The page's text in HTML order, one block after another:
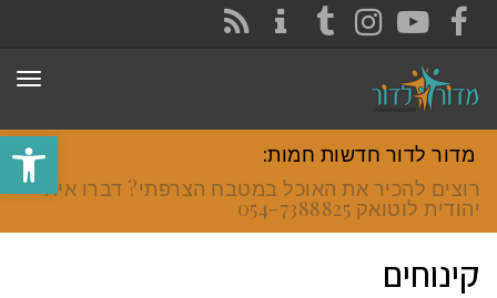
פתח
FACEBOOK
YOUTUBE
INSTAGRAM
TUMBLR
מדור לדור חדשות חמות:
רוצים להכיר את האוכל במטבח הצרפתי? דברו איתי
יהודית לוטואק 054-7388825.
קינוחים